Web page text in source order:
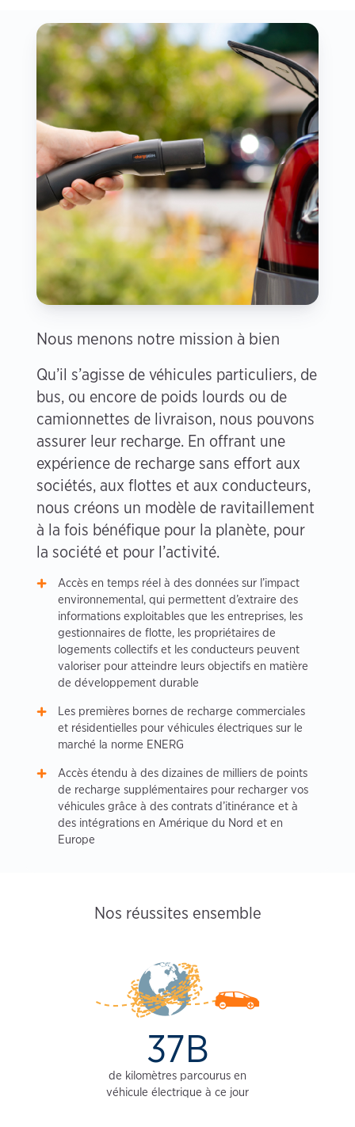
Nous menons notre mission à bien
Qu’il s’agisse de véhicules particuliers, de
bus, ou encore de poids lourds ou de
camionnettes de livraison, nous pouvons
assurer leur recharge. En offrant une
expérience de recharge sans effort aux
sociétés, aux flottes et aux conducteurs,
nous créons un modèle de ravitaillement
à la fois bénéfique pour la planète, pour
la société et pour l’activité.
Accès en temps réel à des données sur l’impact
environnemental, qui permettent d’extraire des
informations exploitables que les entreprises, les
gestionnaires de flotte, les propriétaires de
logements collectifs et les conducteurs peuvent
valoriser pour atteindre leurs objectifs en matière
de développement durable
Les premières bornes de recharge commerciales
et résidentielles pour véhicules électriques sur le
marché la norme ENERG
Accès étendu à des dizaines de milliers de points
de recharge supplémentaires pour recharger vos
véhicules grâce à des contrats d’itinérance et à
des intégrations en Amérique du Nord et en
Europe
Nos réussites ensemble
37B
de kilomètres parcourus en
véhicule électrique à ce jour